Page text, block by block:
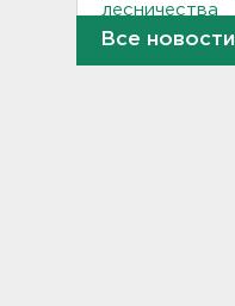
лесничества
18:42, 08.08.2026
Все новости